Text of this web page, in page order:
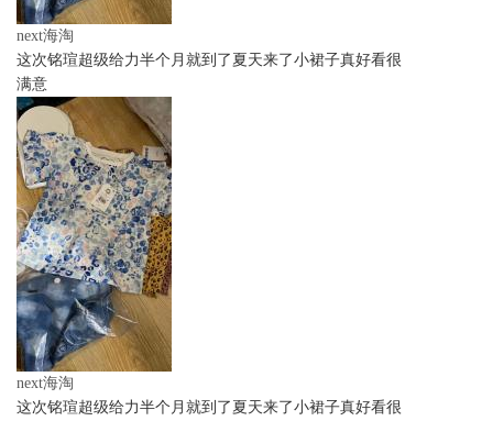
next海淘
这次铭瑄超级给力半个月就到了夏天来了小裙子真好看很
满意
next海淘
这次铭瑄超级给力半个月就到了夏天来了小裙子真好看很